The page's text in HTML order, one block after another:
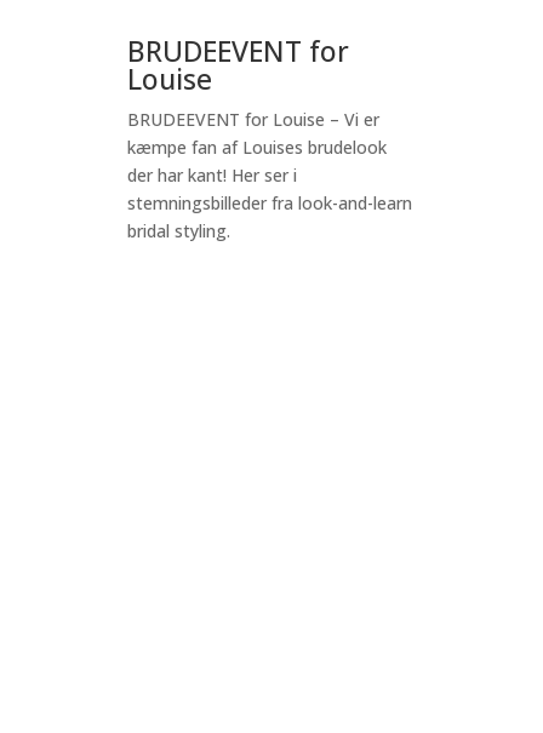
BRUDEEVENT for
Louise
BRUDEEVENT for Louise – Vi er
kæmpe fan af Louises brudelook
der har kant! Her ser i
stemningsbilleder fra look-and-learn
bridal styling.